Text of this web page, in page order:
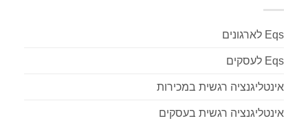
Eqs לארגונים
Eqs לעסקים
אינטליגנציה רגשית במכירות
אינטליגנציה רגשית בעסקים